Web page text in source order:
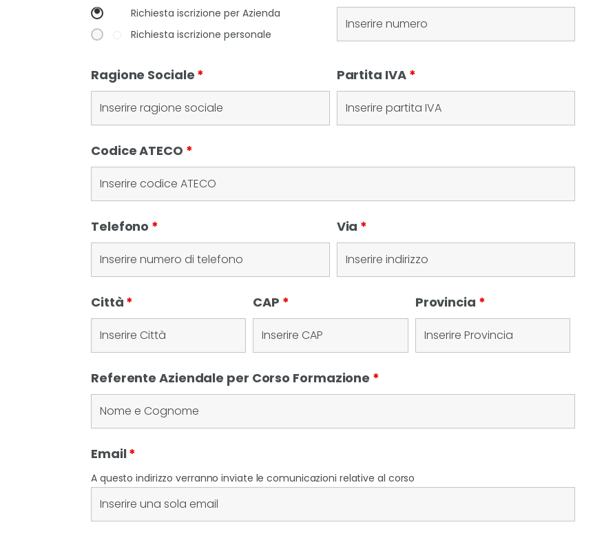
Richiesta iscrizione per Azienda
Richiesta iscrizione personale
Ragione Sociale * Partita IVA *
Codice ATECO *
Telefono * Via *
Città * CAP * Provincia *
Referente Aziendale per Corso Formazione *
Email *
A questo indirizzo verranno inviate le comunicazioni relative al corso